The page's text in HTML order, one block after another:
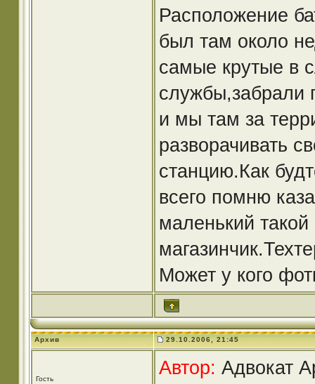
Расположение
был там около
самые крутые в
службы,забрали
и мы там за
разворачивать
станцию.Как
всего помню
маленький такой
Может у кого
Архив 29.10.2006, 21:45
Гость
Автор: Адвокат